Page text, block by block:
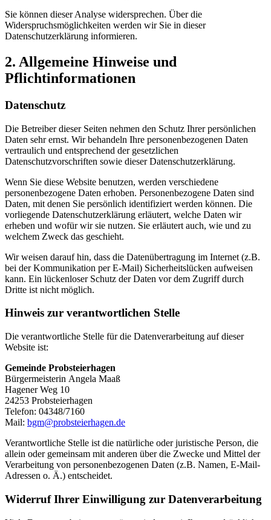
Sie können dieser Analyse widersprechen. Über die
Widerspruchsmöglichkeiten werden wir Sie in dieser
Datenschutzerklärung informieren.
2. Allgemeine Hinweise und
Pflichtinformationen
Datenschutz
Die Betreiber dieser Seiten nehmen den Schutz Ihrer persönlichen
Daten sehr ernst. Wir behandeln Ihre personenbezogenen Daten
vertraulich und entsprechend der gesetzlichen
Datenschutzvorschriften sowie dieser Datenschutzerklärung.
Wenn Sie diese Website benutzen, werden verschiedene
personenbezogene Daten erhoben. Personenbezogene Daten sind
Daten, mit denen Sie persönlich identifiziert werden können. Die
vorliegende Datenschutzerklärung erläutert, welche Daten wir
erheben und wofür wir sie nutzen. Sie erläutert auch, wie und zu
welchem Zweck das geschieht.
Wir weisen darauf hin, dass die Datenübertragung im Internet (z.B.
bei der Kommunikation per E-Mail) Sicherheitslücken aufweisen
kann. Ein lückenloser Schutz der Daten vor dem Zugriff durch
Dritte ist nicht möglich.
Hinweis zur verantwortlichen Stelle
Die verantwortliche Stelle für die Datenverarbeitung auf dieser
Website ist:
Gemeinde Probsteierhagen
Bürgermeisterin Angela Maaß
Hagener Weg 10
24253 Probsteierhagen
Telefon: 04348/7160
Mail: bgm@probsteierhagen.de
Verantwortliche Stelle ist die natürliche oder juristische Person, die
allein oder gemeinsam mit anderen über die Zwecke und Mittel der
Verarbeitung von personenbezogenen Daten (z.B. Namen, E-Mail-
Adressen o. Ä.) entscheidet.
Widerruf Ihrer Einwilligung zur Datenverarbeitung